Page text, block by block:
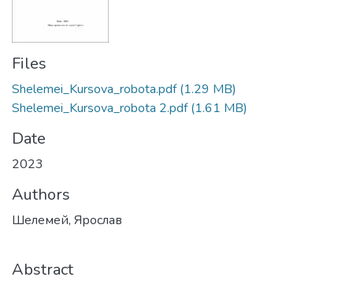
Files
Shelemei_Kursova_robota.pdf(1.29 MB)
Shelemei_Kursova_robota 2.pdf(1.61 MB)
Date
2023
Authors
Шелемей, Ярослав
Abstract